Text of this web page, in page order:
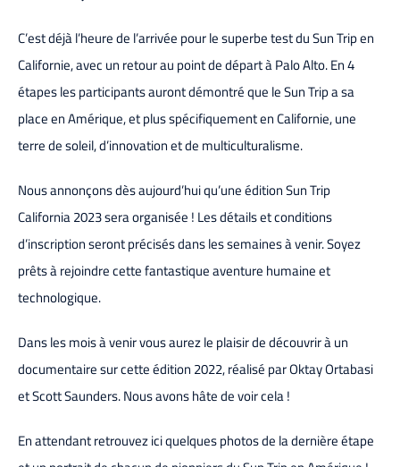
C’est déjà l’heure de l’arrivée pour le superbe test du Sun Trip en
Californie, avec un retour au point de départ à Palo Alto. En 4
étapes les participants auront démontré que le Sun Trip a sa
place en Amérique, et plus spécifiquement en Californie, une
terre de soleil, d’innovation et de multiculturalisme.
Nous annonçons dès aujourd’hui qu’une édition Sun Trip
California 2023 sera organisée ! Les détails et conditions
d’inscription seront précisés dans les semaines à venir. Soyez
prêts à rejoindre cette fantastique aventure humaine et
technologique.
Dans les mois à venir vous aurez le plaisir de découvrir à un
documentaire sur cette édition 2022, réalisé par Oktay Ortabasi
et Scott Saunders. Nous avons hâte de voir cela !
En attendant retrouvez ici quelques photos de la dernière étape